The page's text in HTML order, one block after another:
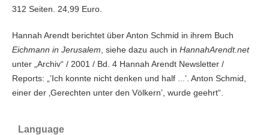
312 Seiten. 24,99 Euro.
Hannah Arendt berichtet über Anton Schmid in ihrem Buch
Eichmann in Jerusalem , siehe dazu auch in HannahArendt.net
unter „Archiv“ / 2001 / Bd. 4 Hannah Arendt Newsletter /
Reports: „’Ich konnte nicht denken und half ...’. Anton Schmid,
einer der ‚Gerechten unter den Völkern’, wurde geehrt“.
Language